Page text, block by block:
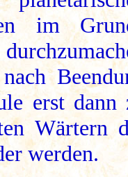
im
erst dann
Wärtern
werden.